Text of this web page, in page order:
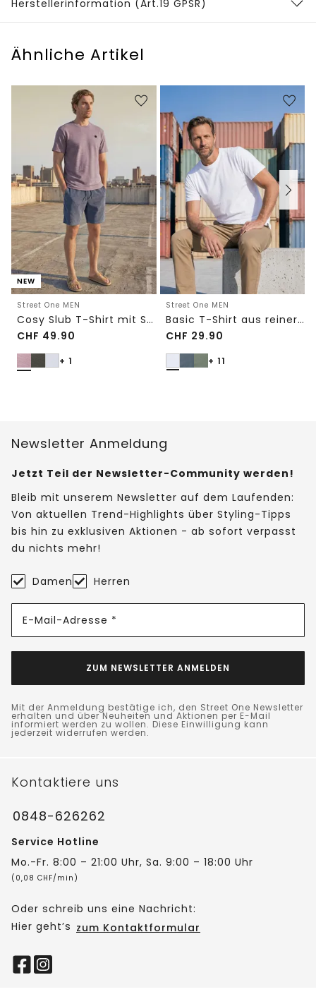
Herstellerinformation (Art.19 GPSR)
Ähnliche Artikel
NEW
Street One MEN
Cosy Slub T-Shirt mit Struktur
CHF 49.90
+ 1
Street One MEN
Basic T-Shirt aus reiner Baumwolle
CHF 29.90
+ 11
Newsletter Anmeldung
Jetzt Teil der Newsletter-Community werden!
Bleib mit unserem Newsletter auf dem Laufenden:
Von aktuellen Trend-Highlights über Styling-Tipps
bis hin zu exklusiven Aktionen - ab sofort verpasst
du nichts mehr!
Damen Herren
E-Mail-Adresse *
ZUM NEWSLETTER ANMELDEN
Mit der Anmeldung bestätige ich, den Street One Newsletter
erhalten und über Neuheiten und Aktionen per E-Mail
informiert werden zu wollen. Diese Einwilligung kann
jederzeit widerrufen werden.
Kontaktiere uns
0848-626262
Service Hotline
Mo.-Fr. 8:00 – 21:00 Uhr, Sa. 9:00 – 18:00 Uhr
(0,08 CHF/min)
Oder schreib uns eine Nachricht:
Hier geht’s zum Kontaktformular